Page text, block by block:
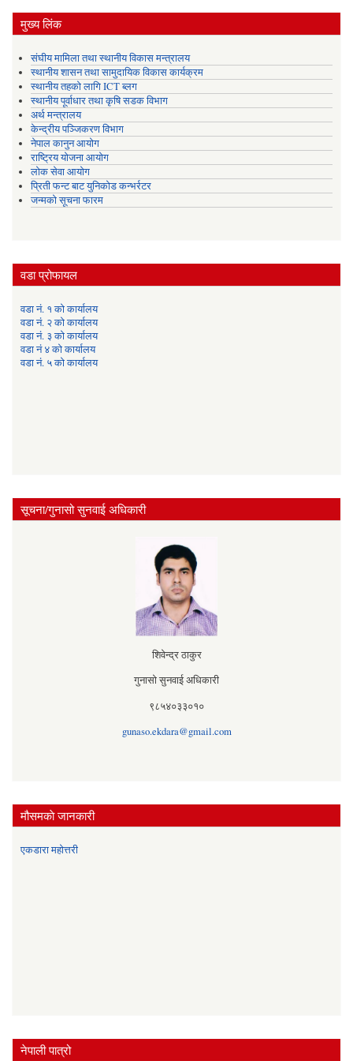
मुख्य लिंक
संघीय मामिला तथा स्थानीय विकास मन्त्रालय
स्थानीय शासन तथा सामुदायिक विकास कार्यक्रम
स्थानीय तहको लागि ICT ब्लग
स्थानीय पूर्वाधार तथा कृषि सडक विभाग
अर्थ मन्त्रालय
केन्द्रीय पञ्जिकरण विभाग
नेपाल कानुन आयोग
राष्ट्रिय योजना आयोग
लोक सेवा आयोग
प्रिती फन्ट बाट युनिकोड कन्भर्रटर
जन्मको सूचना फारम
वडा प्रोफायल
वडा नं. १ को कार्यालय
वडा नं. २ को कार्यालय
वडा नं. ३ को कार्यालय
वडा नं ४ को कार्यालय
वडा नं. ५ को कार्यालय
सूचना/गुनासो सुनवाई अधिकारी
शिवेन्द्र ठाकुर
गुनासो सुनवाई अधिकारी
९८५४०३३०१०
gunaso.ekdara@gmail.com
मौसमकाे जानकारी
एकडारा महोत्तरी
नेपाली पात्रो